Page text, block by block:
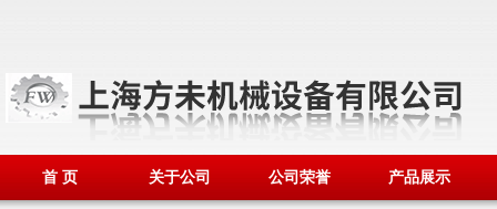
首 页 关于公司 公司荣誉 产品展示